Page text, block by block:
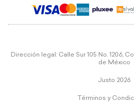
Dirección legal: Calle Sur 105 No. 1206,
de México
Justo 2026
Términos y